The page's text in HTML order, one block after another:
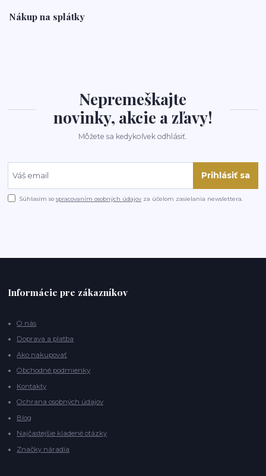
Nákup na splátky
Nepremeškajte
novinky, akcie a zľavy!
Môžete sa kedykoľvek odhlásiť.
Prihlásiť sa
Súhlasím sospracovaním osobných údajov za účelom zasielania newslettera.
Informácie pre zákazníkov
O nás
Doprava a platba
Ako nakupovať
Obchodné podmienky
Kontakty
Ochrana osobných údajov
Blog
Najčastejšie kladené otázky
Značky náradia